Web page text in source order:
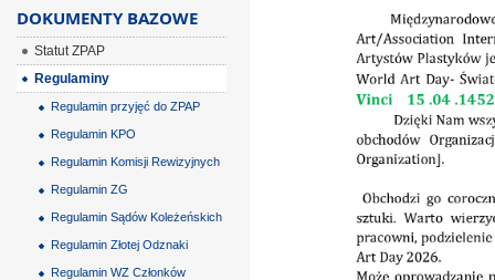
DOKUMENTY BAZOWE
Statut ZPAP
Regulaminy
Regulamin przyjęć do ZPAP
Regulamin KPO
Regulamin Komisji Rewizyjnych
Regulamin ZG
Regulamin Sądów Koleżeńskich
Regulamin Złotej Odznaki
Regulamin WZ Członków